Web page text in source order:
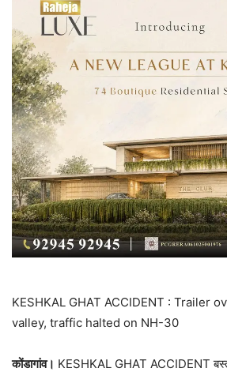
KESHKAL GHAT ACCIDENT : Trailer
valley, traffic halted on NH-30
कोंडागांव। KESHKAL GHAT ACCIDENT